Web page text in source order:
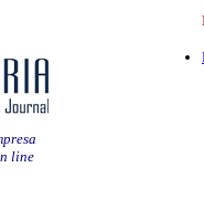
line